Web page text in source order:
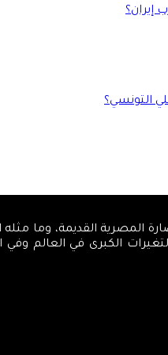
إيران؟
التونسي؟
كمركز تنويري، اسمه من الحضارة
الكبرى في العالم